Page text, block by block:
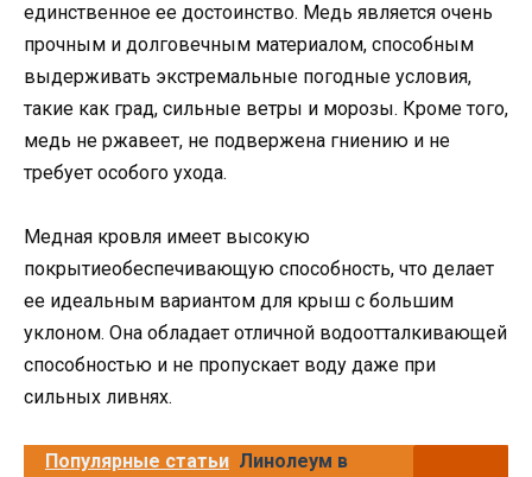
единственное ее достоинство. Медь является очень
прочным и долговечным материалом, способным
выдерживать экстремальные погодные условия,
такие как град, сильные ветры и морозы. Кроме того,
медь не ржавеет, не подвержена гниению и не
требует особого ухода.
Медная кровля имеет высокую
покрытиеобеспечивающую способность, что делает
ее идеальным вариантом для крыш с большим
уклоном. Она обладает отличной водоотталкивающей
способностью и не пропускает воду даже при
сильных ливнях.
Популярные статьи Линолеум в